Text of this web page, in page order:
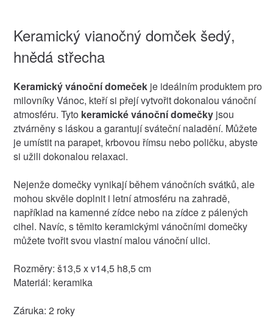
Keramický vianočný domček šedý,
hnědá střecha
Keramický vánoční domečekje ideálním produktem pro
milovníky Vánoc, kteří si přejí vytvořit dokonalou vánoční
atmosféru. Tyto keramické vánoční domečkyjsou
ztvárněny s láskou a garantují sváteční naladění. Můžete
je umístit na parapet, krbovou římsu nebo poličku, abyste
si užili dokonalou relaxaci.
Nejenže domečky vynikají během vánočních svátků, ale
mohou skvěle doplnit i letní atmosféru na zahradě,
například na kamenné zídce nebo na zídce z pálených
cihel. Navíc, s těmito keramickými vánočními domečky
můžete tvořit svou vlastní malou vánoční ulici.
Rozměry: š13,5 x v14,5 h8,5 cm
Materiál: keramika
Záruka: 2 roky